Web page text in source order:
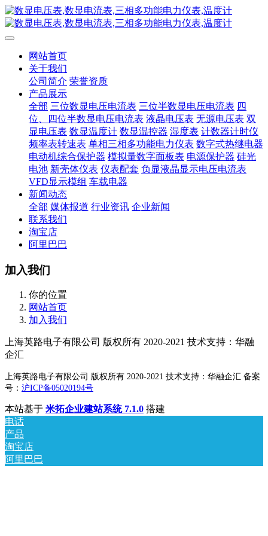
网站首页
关于我们
公司简介 荣誉资质
产品展示
全部 三位数显电压电流表 三位半数显电压电流表 四
位、四位半数显电压电流表 液晶电压表 无源电压表 双
显电压表 数显温度计 数显温控器 湿度表 计数器计时仪
频率表转速表 单相三相多功能电力仪表 数字式热继电器
电动机综合保护器 模拟量数字面板表 电源保护器 硅光
电池 新壳体仪表 仪表配套 负显液晶显示电压电流表
VFD显示模组 车载电器
新闻动态
全部 媒体报道 行业资讯 企业新闻
联系我们
淘宝店
阿里巴巴
加入我们
你的位置
网站首页
加入我们
上海英路电子有限公司 版权所有 2020-2021 技术支持：华融
企汇
上海英路电子有限公司 版权所有 2020-2021 技术支持：华融企汇 备案
号： 沪ICP备05020194号
本站基于 米拓企业建站系统 7.1.0 搭建
电话
产品
淘宝店
阿里巴巴